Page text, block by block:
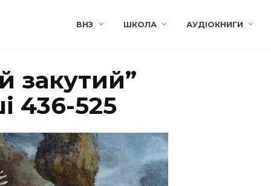
ВНЗ ШКОЛА АУДІОКНИГИ
закутий”
436-525